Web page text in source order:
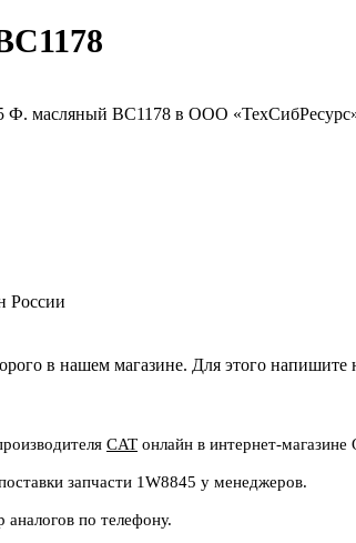
России
в нашем магазине. Для этого напишите
CAT онлайн в интернет-
запчасти 1W8845 у менеджеров.
аналогов по телефону.